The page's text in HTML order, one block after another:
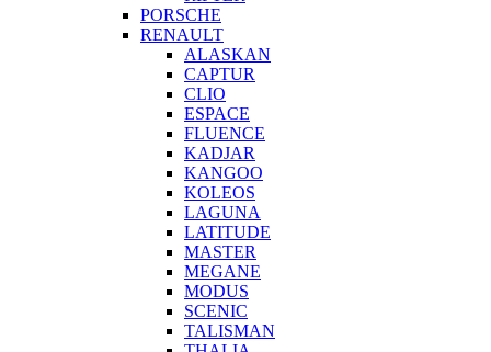
PORSCHE
RENAULT
ALASKAN
CAPTUR
CLIO
ESPACE
FLUENCE
KADJAR
KANGOO
KOLEOS
LAGUNA
LATITUDE
MASTER
MEGANE
MODUS
SCENIC
TALISMAN